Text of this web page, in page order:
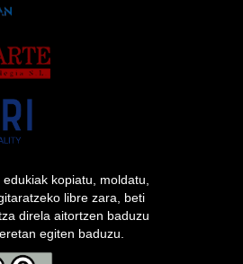
kopiatu, moldatu,
libre zara, beti
direla aitortzen baduzu
egiten baduzu.